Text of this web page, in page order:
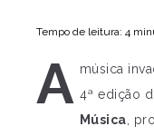
Tempo de leitura: 4
A música
4ª edição
Música ,